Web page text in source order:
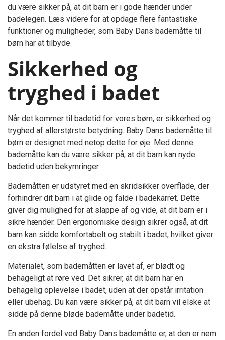
du være sikker på, at dit barn er i gode hænder under
badelegen. Læs videre for at opdage flere fantastiske
funktioner og muligheder, som Baby Dans bademåtte til
børn har at tilbyde.
Sikkerhed og
tryghed i badet
Når det kommer til badetid for vores børn, er sikkerhed og
tryghed af allerstørste betydning. Baby Dans bademåtte til
børn er designet med netop dette for øje. Med denne
bademåtte kan du være sikker på, at dit barn kan nyde
badetid uden bekymringer.
Bademåtten er udstyret med en skridsikker overflade, der
forhindrer dit barn i at glide og falde i badekarret. Dette
giver dig mulighed for at slappe af og vide, at dit barn er i
sikre hænder. Den ergonomiske design sikrer også, at dit
barn kan sidde komfortabelt og stabilt i badet, hvilket giver
en ekstra følelse af tryghed.
Materialet, som bademåtten er lavet af, er blødt og
behageligt at røre ved. Det sikrer, at dit barn har en
behagelig oplevelse i badet, uden at der opstår irritation
eller ubehag. Du kan være sikker på, at dit barn vil elske at
sidde på denne bløde bademåtte under badetid.
En anden fordel ved Baby Dans bademåtte er, at den er nem